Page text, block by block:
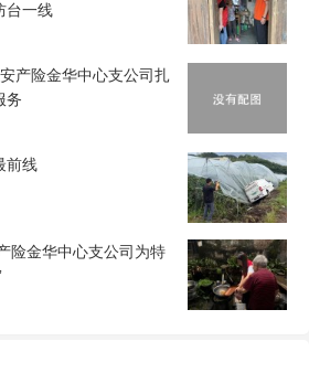
台一线
产险金华中心支公司扎
务
前线
险金华中心支公司为特